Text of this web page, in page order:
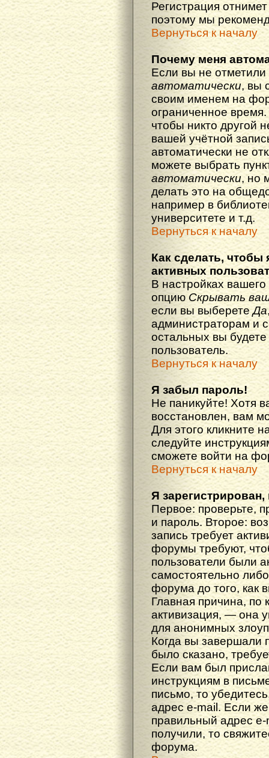
Регистрация
поэтому мы
Вернуться к началу
Почему меня
Если вы не отметили
автоматически, вы
своим именем на
ограниченное
чтобы никто другой
вашей учётной
автоматически не
можете выбрать
автоматически, но
делать это на
например в
университете и т.д.
Вернуться к началу
Как сделать, чтобы
активных
В настройках
опцию Скрывать
если вы выберетеДа
администраторам и
остальных вы
пользователь.
Вернуться к началу
Я забыл пароль!
Не паникуйте! Хотя
восстановлен, вам
Для этого кликните
следуйте
сможете войти на
Вернуться к началу
Я
Первое: проверьте,
и пароль. Второе:
запись требует
форумы требуют,
пользователи были
самостоятельно
форума до того, как
Главная причина, по
активизация, — она
для анонимных
Когда вы завершали
было сказано,
Если вам был
инструкциям в
письмо, то
адрес e-mail. Если
правильный адрес
получили, то
форума.